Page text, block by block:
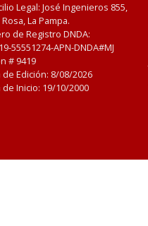
Legal: José Ingenieros 855,
La Pampa.
de Registro DNDA:
55551274-APN-DNDA#MJ
# 9419
de Edición: 8/08/2026
de Inicio: 19/10/2000